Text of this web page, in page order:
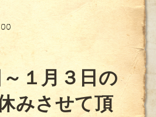
１月３日の
みさせて頂